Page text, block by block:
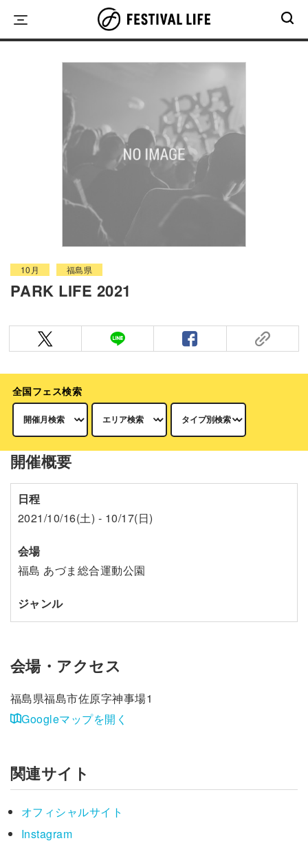
content
10月 福島県
PARK LIFE 2021
全国フェス検索
開催概要
日程
2021/10/16(土) - 10/17(日)
会場
福島 あづま総合運動公園
ジャンル
会場・アクセス
福島県福島市佐原字神事場1
Googleマップを開く
関連サイト
オフィシャルサイト
Instagram